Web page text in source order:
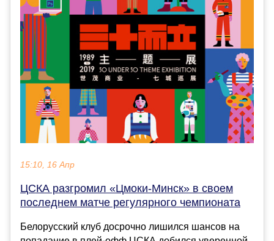
15:10, 16 Апр
ЦСКА разгромил «Цмоки-Минск» в своем
последнем матче регулярного чемпионата
Белорусский клуб досрочно лишился шансов на